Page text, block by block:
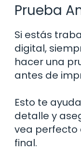
Prueba
Si estás
digital,
hacer una
antes de
Esto te
detalle y
vea perfecto
final.